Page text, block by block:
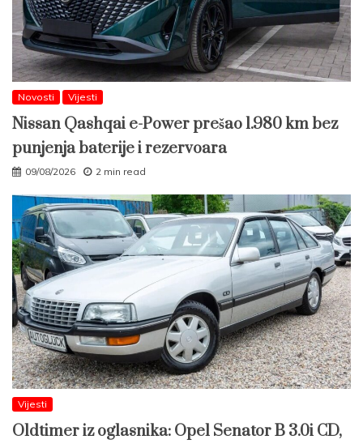
Novosti Vijesti
Nissan Qashqai e-Power prešao 1.980 km bez
punjenja baterije i rezervoara
09/08/2026 2 min read
Vijesti
Oldtimer iz oglasnika: Opel Senator B 3.0i CD,